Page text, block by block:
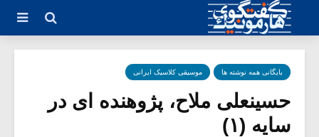
بایگانی همه نوشته ها موسیقی کلاسیک ایرانی
حسینعلی ملاح، پژوهنده ای در
سایه (۱)